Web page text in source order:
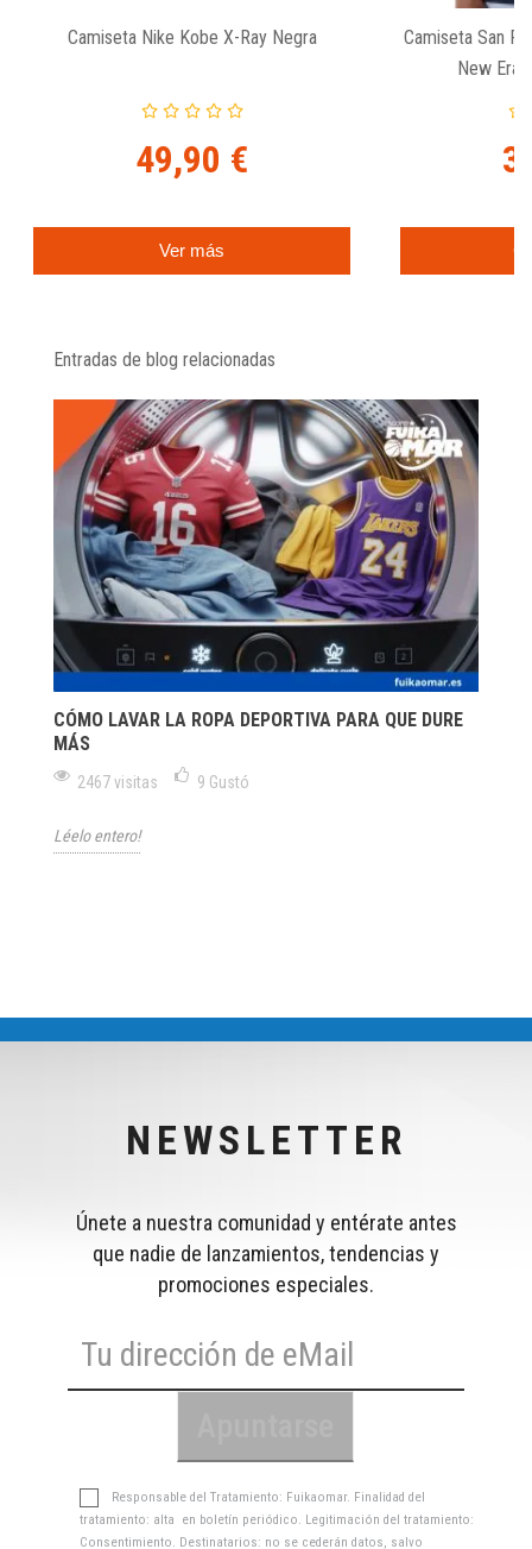
Camiseta Nike Kobe X-Ray Negra
49,90 €
Ver más
Camiseta San
New Era
Entradas de blog relacionadas
CÓMO LAVAR LA ROPA DEPORTIVA PARA QUE DURE
MÁS
2467 visitas 9 Gustó
Léelo entero!
NEWSLETTER
Únete a nuestra comunidad y entérate antes
que nadie de lanzamientos, tendencias y
promociones especiales.
Responsable del Tratamiento: Fuikaomar. Finalidad del
tratamiento: alta en boletín periódico. Legitimación del tratamiento:
Consentimiento. Destinatarios: no se cederán datos, salvo